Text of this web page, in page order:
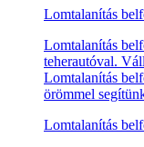
Lomtalanítás
Lomtalanítás
teherautóval.
Lomtalanítás
örömmel
Lomtalanítás